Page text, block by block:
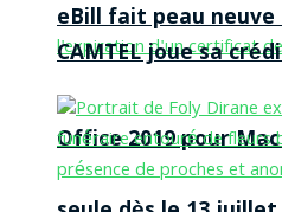
Office 2019 pour
eBill fait peau neuve
CAMTEL joue sa